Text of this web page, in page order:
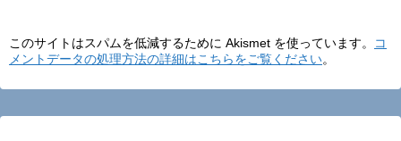
このサイトはスパムを低減するために Akismet を使っています。
コ
メントデータの処理方法の詳細はこちらをご覧ください。